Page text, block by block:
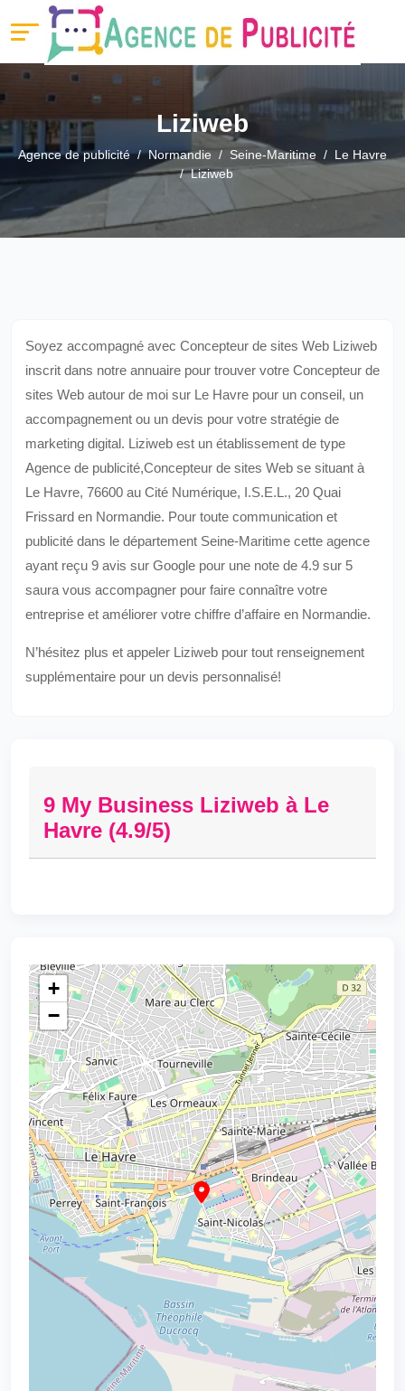
Liziweb
Agence de publicité Normandie Seine-Maritime
Le Havre
Liziweb
Soyez accompagné avec Concepteur de sites Web Liziweb
inscrit dans notre annuaire pour trouver votre Concepteur de
sites Web autour de moi sur Le Havre pour un conseil, un
accompagnement ou un devis pour votre stratégie de
marketing digital. Liziweb est un établissement de type
Agence de publicité,Concepteur de sites Web se situant à
Le Havre, 76600 au Cité Numérique, I.S.E.L., 20 Quai
Frissard en Normandie. Pour toute communication et
publicité dans le département Seine-Maritime cette agence
ayant reçu 9 avis sur Google pour une note de 4.9 sur 5
saura vous accompagner pour faire connaître votre
entreprise et améliorer votre chiffre d’affaire en Normandie.
N’hésitez plus et appeler Liziweb pour tout renseignement
supplémentaire pour un devis personnalisé!
9 My Business Liziweb à Le
Havre (4.9/5)
+
−